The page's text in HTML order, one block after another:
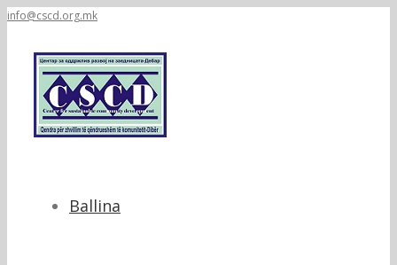
info@cscd.org.mk
Ballina